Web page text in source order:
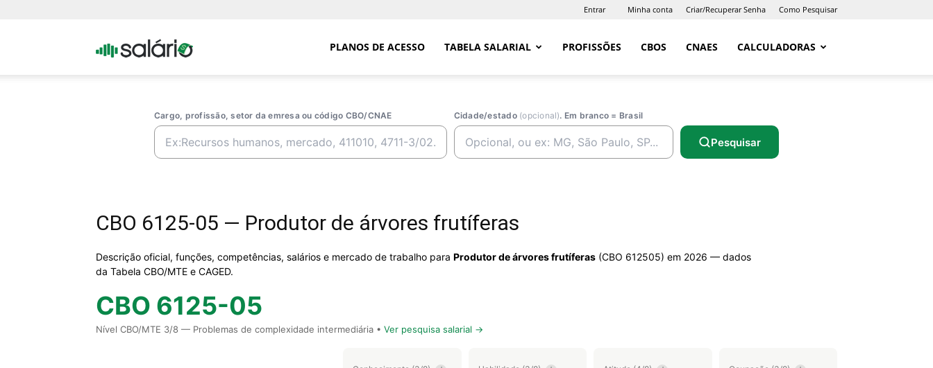
Entrar Minha conta Criar/Recuperar Senha Como Pesquisar
Portal PLANOS DE ACESSO TABELA SALARIAL PROFISSÕES CBOS CNAES CALCULADORAS
Cargo, profissão, setor da emresa ou código CBO/CNAE Cidade/estado (opcional). Em branco = Brasil
Pesquisar
CBO 6125-05 — Produtor de árvores frutíferas
Descrição oficial, funções, competências, salários e mercado de trabalho para Produtor de árvores frutíferas (CBO 612505) em 2026 — dados
da Tabela CBO/MTE e CAGED.
CBO 6125-05
Nível CBO/MTE 3/8 — Problemas de complexidade intermediária • Ver pesquisa salarial →